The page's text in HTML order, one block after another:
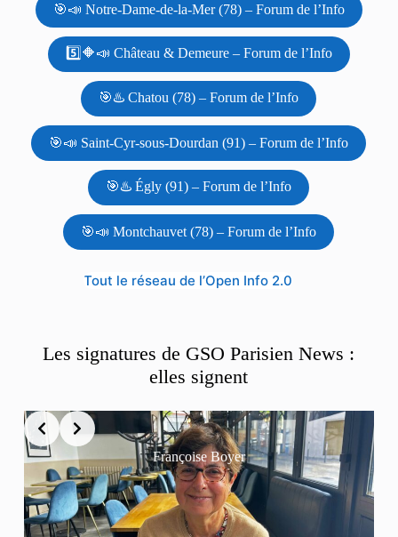
🎯📣 Notre-Dame-de-la-Mer (78) – Forum de l’Info
5️⃣🔶📣 Château & Demeure – Forum de l’Info
🎯♨️ Chatou (78) – Forum de l’Info
🎯📣 Saint-Cyr-sous-Dourdan (91) – Forum de l’Info
🎯♨️ Égly (91) – Forum de l’Info
🎯📣 Montchauvet (78) – Forum de l’Info
Tout le réseau de l’Open Info 2.0
Les signatures de GSO Parisien News :
elles signent
Françoise Boyer